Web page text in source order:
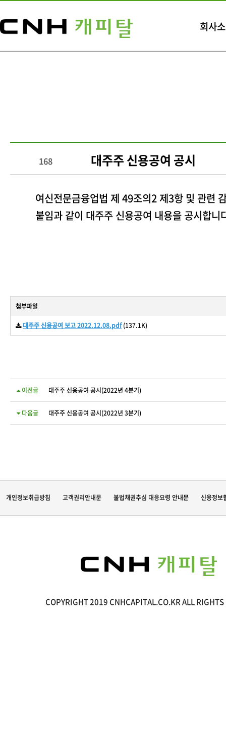
회사
168 대주주 신용공여 공시
여신전문금융업법 제 49조의2 제3항 및 관련
붙임과 같이 대주주 신용공여 내용을 공시합니
첨부파일
대주주 신용공여 보고 2022.12.08.pdf(137.1K)
이전글 대주주 신용공여 공시(2022년 4분기)
다음글 대주주 신용공여 공시(2022년 3분기)
개인정보취급방침 고객권리안내문 불법채권추심 대응요령 안내문 신용정보
COPYRIGHT 2019 CNHCAPITAL.CO.KR ALL RIGHTS